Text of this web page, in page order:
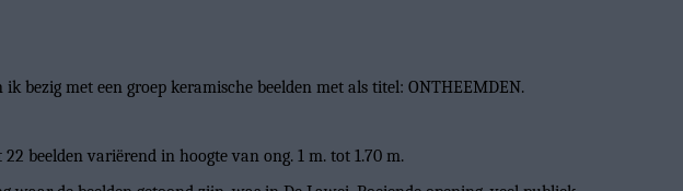
ik bezig met een groep keramische beelden met als titel: ONTHEEMDEN.
beelden variërend in hoogte van ong. 1 m. tot 1.70 m.